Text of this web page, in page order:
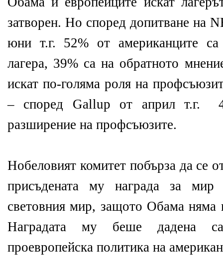
затворен. Но според допитване на
юни т.г. 52% от американците са
лагера, 39% са на обратното
искат по-голяма роля на
– според Gallup от април т.г.
разширение на профсъюзите.
Нобеловият комитет побърза да се
присъдената му награда за
световния мир, защото Обама няма
Наградата му беше дадена
проевропейска политика на